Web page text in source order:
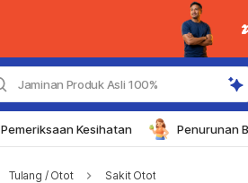
Jaminan Produk Asli 100%
Pemeriksaan Kesihatan Penurunan
Tulang / Otot Sakit Otot